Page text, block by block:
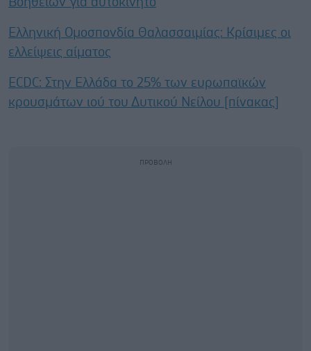
Ελληνική Ομοσπονδία Θαλασσαιμίας: Κρίσιμες οι
ελλείψεις αίματος
ECDC: Στην Ελλάδα το 25% των ευρωπαϊκών
κρουσμάτων ιού του Δυτικού Νείλου [πίνακας]